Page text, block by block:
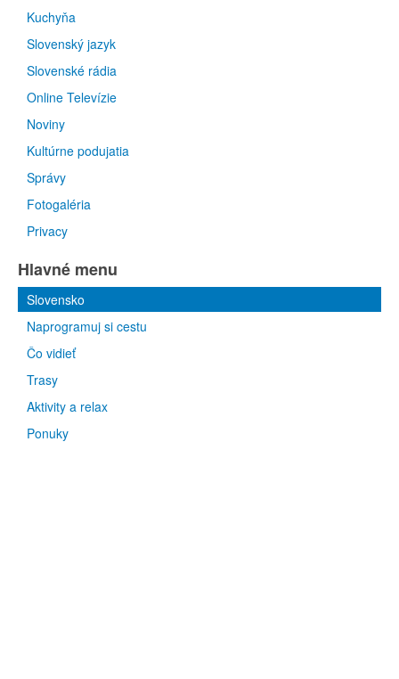
Kuchyňa
Slovenský jazyk
Slovenské rádia
Online Televízie
Noviny
Kultúrne podujatia
Správy
Fotogaléria
Privacy
Hlavné menu
Slovensko
Naprogramuj si cestu
Čo vidieť
Trasy
Aktivity a relax
Ponuky